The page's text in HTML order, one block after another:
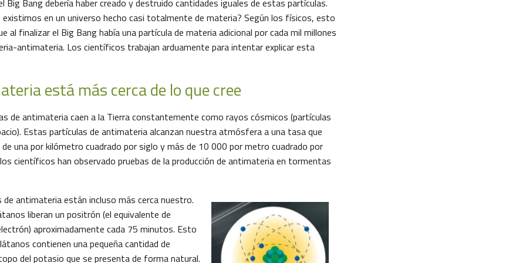
Big Bang debería haber creado y destruido cantidades iguales de estas partículas.
existimos en un universo hecho casi totalmente de materia? Según los físicos, esto
al finalizar el Big Bang había una partícula de materia adicional por cada mil millones
antimateria. Los científicos trabajan arduamente para intentar explicar esta
está más cerca de lo que cree
de antimateria caen a la Tierra constantemente como rayos cósmicos (partículas
Estas partículas de antimateria alcanzan nuestra atmósfera a una tasa que
una por kilómetro cuadrado por siglo y más de 10 000 por metro cuadrado por
científicos han observado pruebas de la producción de antimateria en tormentas
antimateria están incluso más cerca nuestro.
liberan un positrón (el equivalente de
aproximadamente cada 75 minutos. Esto
contienen una pequeña cantidad de
del potasio que se presenta de forma natural.